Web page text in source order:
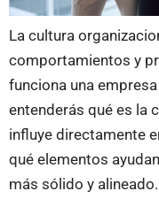
La cultura
comportamientos y
funciona una
entenderás qué es la
influye directamente
qué elementos
más sólido y